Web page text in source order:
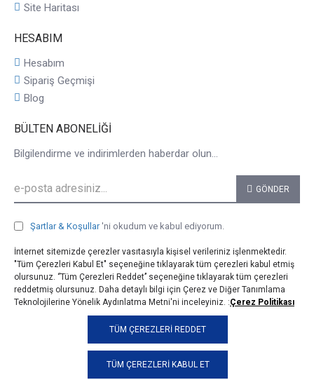
Site Haritası
HESABIM
Hesabım
Sipariş Geçmişi
Blog
BÜLTEN ABONELIĞI
Bilgilendirme ve indirimlerden haberdar olun...
GÖNDER
Şartlar & Koşullar 'ni okudum ve kabul ediyorum.
© 2025, taji.com.tr, Tüm Hakları Saklıdır.
TÜM ÇEREZLERI KABUL ET
İnternet sitemizde çerezler vasıtasıyla kişisel verileriniz işlenmektedir.
"Tüm Çerezleri Kabul Et" seçeneğine tıklayarak tüm çerezleri kabul etmiş
olursunuz. ‘’Tüm Çerezleri Reddet’’ seçeneğine tıklayarak tüm çerezleri
reddetmiş olursunuz. Daha detaylı bilgi için Çerez ve Diğer Tanımlama
Teknolojilerine Yönelik Aydınlatma Metni'ni inceleyiniz. :Çerez Politikası
TÜM ÇEREZLERI REDDET